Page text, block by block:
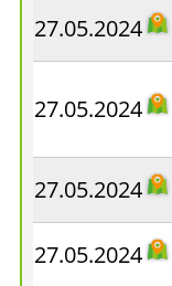
27.05.2024
27.05.2024
27.05.2024
27.05.2024